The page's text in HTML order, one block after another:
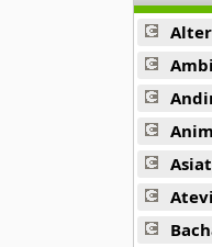
6
Akikan
15
3
26